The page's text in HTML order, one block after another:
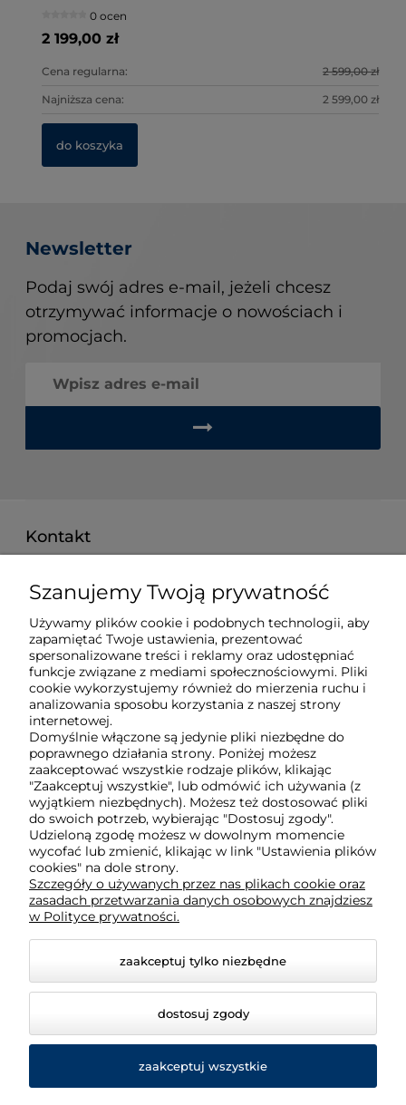
0 ocen
2 199,00 zł
Cena regularna: 2 599,00 zł
Najniższa cena: 2 599,00 zł
do koszyka
Newsletter
Podaj swój adres e-mail, jeżeli chcesz
otrzymywać informacje o nowościach i
promocjach.
Kontakt
515 008 757
techberg@techberg.pl
ul. Święty Marcin 29/8
61-806 Poznań
O nas
Obsługa klienta
Pomoc
Moje konto
Szanujemy Twoją prywatność
Używamy plików cookie i podobnych technologii, aby
zapamiętać Twoje ustawienia, prezentować
spersonalizowane treści i reklamy oraz udostępniać
funkcje związane z mediami społecznościowymi. Pliki
cookie wykorzystujemy również do mierzenia ruchu i
analizowania sposobu korzystania z naszej strony
internetowej.
Domyślnie włączone są jedynie pliki niezbędne do
poprawnego działania strony. Poniżej możesz
zaakceptować wszystkie rodzaje plików, klikając
"Zaakceptuj wszystkie", lub odmówić ich używania (z
wyjątkiem niezbędnych). Możesz też dostosować pliki
do swoich potrzeb, wybierając "Dostosuj zgody".
Udzieloną zgodę możesz w dowolnym momencie
wycofać lub zmienić, klikając w link "Ustawienia plików
cookies" na dole strony.
Szczegóły o używanych przez nas plikach cookie oraz
zasadach przetwarzania danych osobowych znajdziesz
w Polityce prywatności.
zaakceptuj tylko niezbędne
dostosuj zgody
zaakceptuj wszystkie